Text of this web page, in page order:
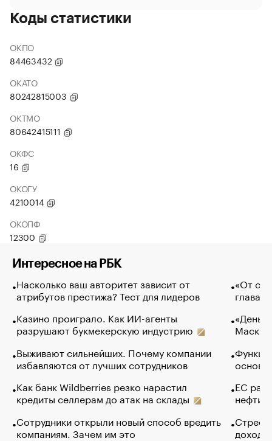
Коды статистики
ОКПО
84463432
ОКАТО
80242815003
ОКТМО
80642415111
ОКФС
16
ОКОГУ
4210014
ОКОПФ
12300
Интересное на РБК
Насколько ваш авторитет зависит от
атрибутов престижа? Тест для лидеров
Казино проиграло. Как ИИ-агенты
разрушают букмекерскую индустрию
Выживают сильнейших. Почему компании
избавляются от лучших сотрудников
Как банк Wildberries резко нарастил
кредиты селлерам до атак на склады
Сотрудники открыли новый способ вредить
компаниям. Зачем им это
«От
глава
Маск в
основ
ЕС
нефти